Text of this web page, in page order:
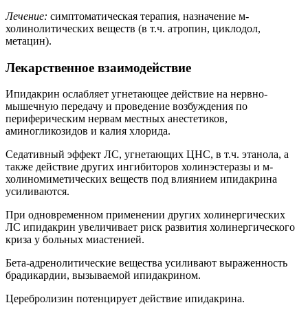
Лечение: симптоматическая терапия, назначение м-
холинолитических веществ (в т.ч. атропин, циклодол,
метацин).
Лекарственное взаимодействие
Ипидакрин ослабляет угнетающее действие на нервно-
мышечную передачу и проведение возбуждения по
периферическим нервам местных анестетиков,
аминогликозидов и калия хлорида.
Седативный эффект ЛС, угнетающих ЦНС, в т.ч. этанола, а
также действие других ингибиторов холинэстеразы и м-
холиномиметических веществ под влиянием ипидакрина
усиливаются.
При одновременном применении других холинергических
ЛС ипидакрин увеличивает риск развития холинергического
криза у больных миастенией.
Бета-адренолитические вещества усиливают выраженность
брадикардии, вызываемой ипидакрином.
Церебролизин потенцирует действие ипидакрина.